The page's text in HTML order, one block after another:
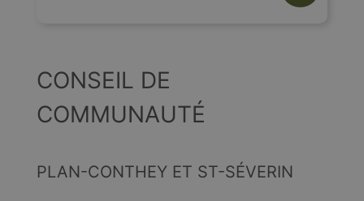
CONSEIL DE
COMMUNAUTÉ
PLAN-CONTHEY ET ST-SÉVERIN